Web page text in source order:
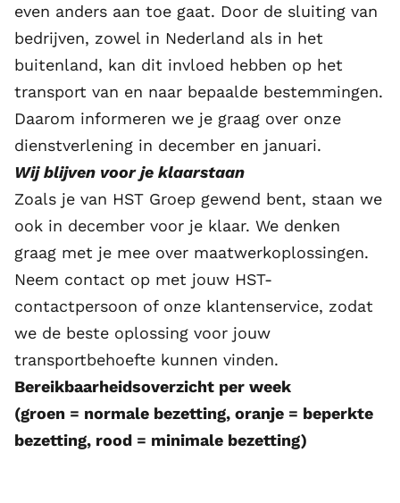
even anders aan toe gaat. Door de sluiting van
bedrijven, zowel in Nederland als in het
buitenland, kan dit invloed hebben op het
transport van en naar bepaalde bestemmingen.
Daarom informeren we je graag over onze
dienstverlening in december en januari.
Wij blijven voor je klaarstaan
Zoals je van HST Groep gewend bent, staan we
ook in december voor je klaar. We denken
graag met je mee over maatwerkoplossingen.
Neem contact op met jouw HST-
contactpersoon of onze klantenservice, zodat
we de beste oplossing voor jouw
transportbehoefte kunnen vinden.
Bereikbaarheidsoverzicht per week
(groen = normale bezetting, oranje = beperkte
bezetting, rood = minimale bezetting)